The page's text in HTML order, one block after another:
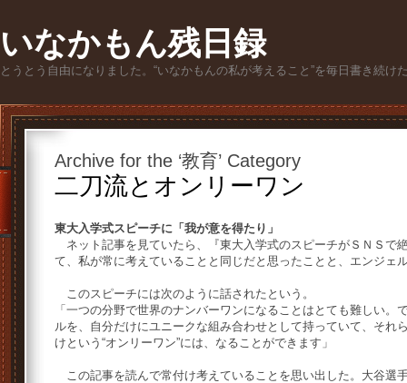
いなかもん残日録
とうとう自由になりました。“いなかもんの私が考えること”を毎日書き続け
Archive for the ‘教育’ Category
二刀流とオンリーワン
東大入学式スピーチに「我が意を得たり」
ネット記事を見ていたら、『東大入学式のスピーチがＳＮＳで
て、私が常に考えていることと同じだと思ったことと、エンジェ
このスピーチには次のように話されたという。
「一つの分野で世界のナンバーワンになることはとても難しい
ルを、自分だけにユニークな組み合わせとして持っていて、それ
けという“オンリーワン”には、なることができます」
この記事を読んで常付け考えていることを思い出した。大谷選